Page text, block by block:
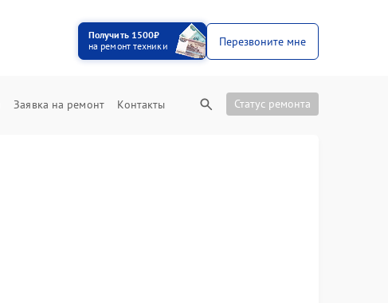
Получить 1500₽
на ремонт техники
Перезвоните мне
Заявка на ремонт Контакты Статус ремонта